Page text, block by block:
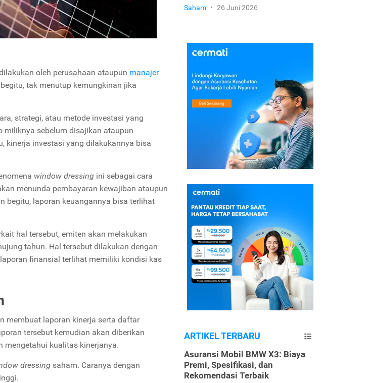
oleh perusahaan ataupun manajer
tak menutup kemungkinan jika
strategi, atau metode investasi yang
sebelum disajikan ataupun
kinerja investasi yang dilakukannya bisa
window dressing ini sebagai cara
menunda pembayaran kewajiban ataupun
begitu, laporan keuangannya bisa terlihat
hal tersebut, emiten akan melakukan
tahun. Hal tersebut dilakukan dengan
finansial terlihat memiliki kondisi kas
membuat laporan kinerja serta daftar
tersebut kemudian akan diberikan
mengetahui kualitas kinerjanya.
dressing saham. Caranya dengan
Saham • 26 Juni 2026
ARTIKEL TERBARU
Asuransi Mobil BMW X3: Biaya
Premi, Spesifikasi, dan
Rekomendasi Terbaik